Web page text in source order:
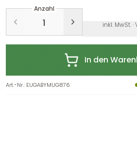
Anzahl
inkl. MwSt.
In den
Art.-Nr.: EUGABYMUG876